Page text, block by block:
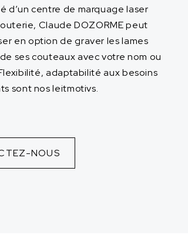
d’un centre de marquage laser
Claude DOZORME peut
en option de graver les lames
ses couteaux avec votre nom ou
adaptabilité aux besoins
sont nos leitmotivs.
NOUS